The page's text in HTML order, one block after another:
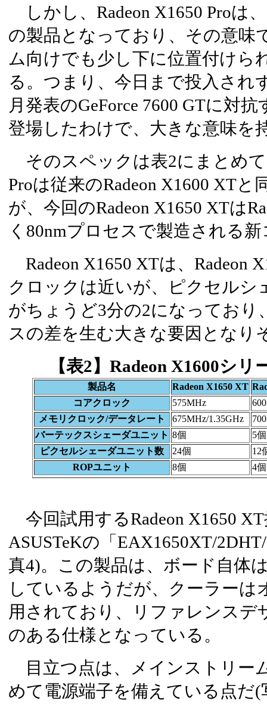
しかし、Radeon X1650 Proは、
の製品となっており、その意味
ム向けでも少し下に位置付けら
る。つまり、今日まで投入され
月発表のGeForce 7600 GTに対
登場したわけで、大きな意味を
そのスペックは表2にまとめて
Proは従来のRadeon X1600 XT
が、今回のRadeon X1650 XTは
く80nmプロセスで製造される
Radeon X1650 XTは、Radeon
クロックは近いが、ピクセルシ
がちょうど3分の2になっており
スの差を生む大きな要因となり
【表2】Radeon X1600シ
製品名 Radeon X1650 XT
コアクロック
575MHz
メモリクロック/データレート
675MHz/1.35GHz
バーテックスシェーダユニット 8個
5個
ピクセルシェーダユニット数
24個
12
ROPユニット
8個 4個
今回試用するRadeon X1650
ASUSTeKの「EAX1650XT/
真4)。この製品は、ボード自体
しているようだが、クーラーは
用されており、リファレンスデ
のある仕様となっている。
目立つ点は、メインストリー
めて電源端子を備えている点だ